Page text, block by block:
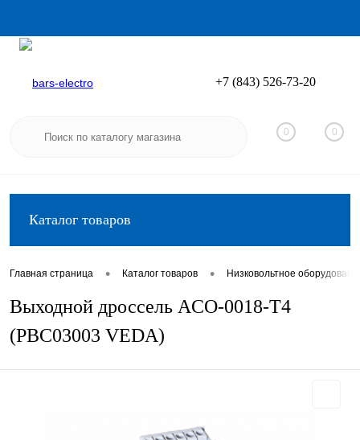
Вход
+7 (843) 526-73-20
0 0
Каталог товаров
Главная страница • Каталог товаров • Низковольтное
Выходной дроссель ACO-0018-T4
(PBC03003 VEDA)